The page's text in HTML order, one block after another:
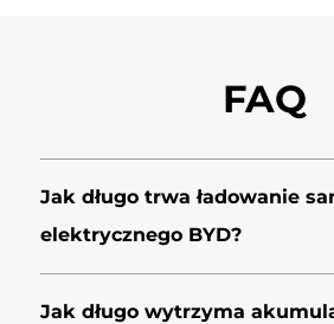
FAQ
Jak długo trwa ładowanie
elektrycznego BYD?
Jak długo wytrzyma